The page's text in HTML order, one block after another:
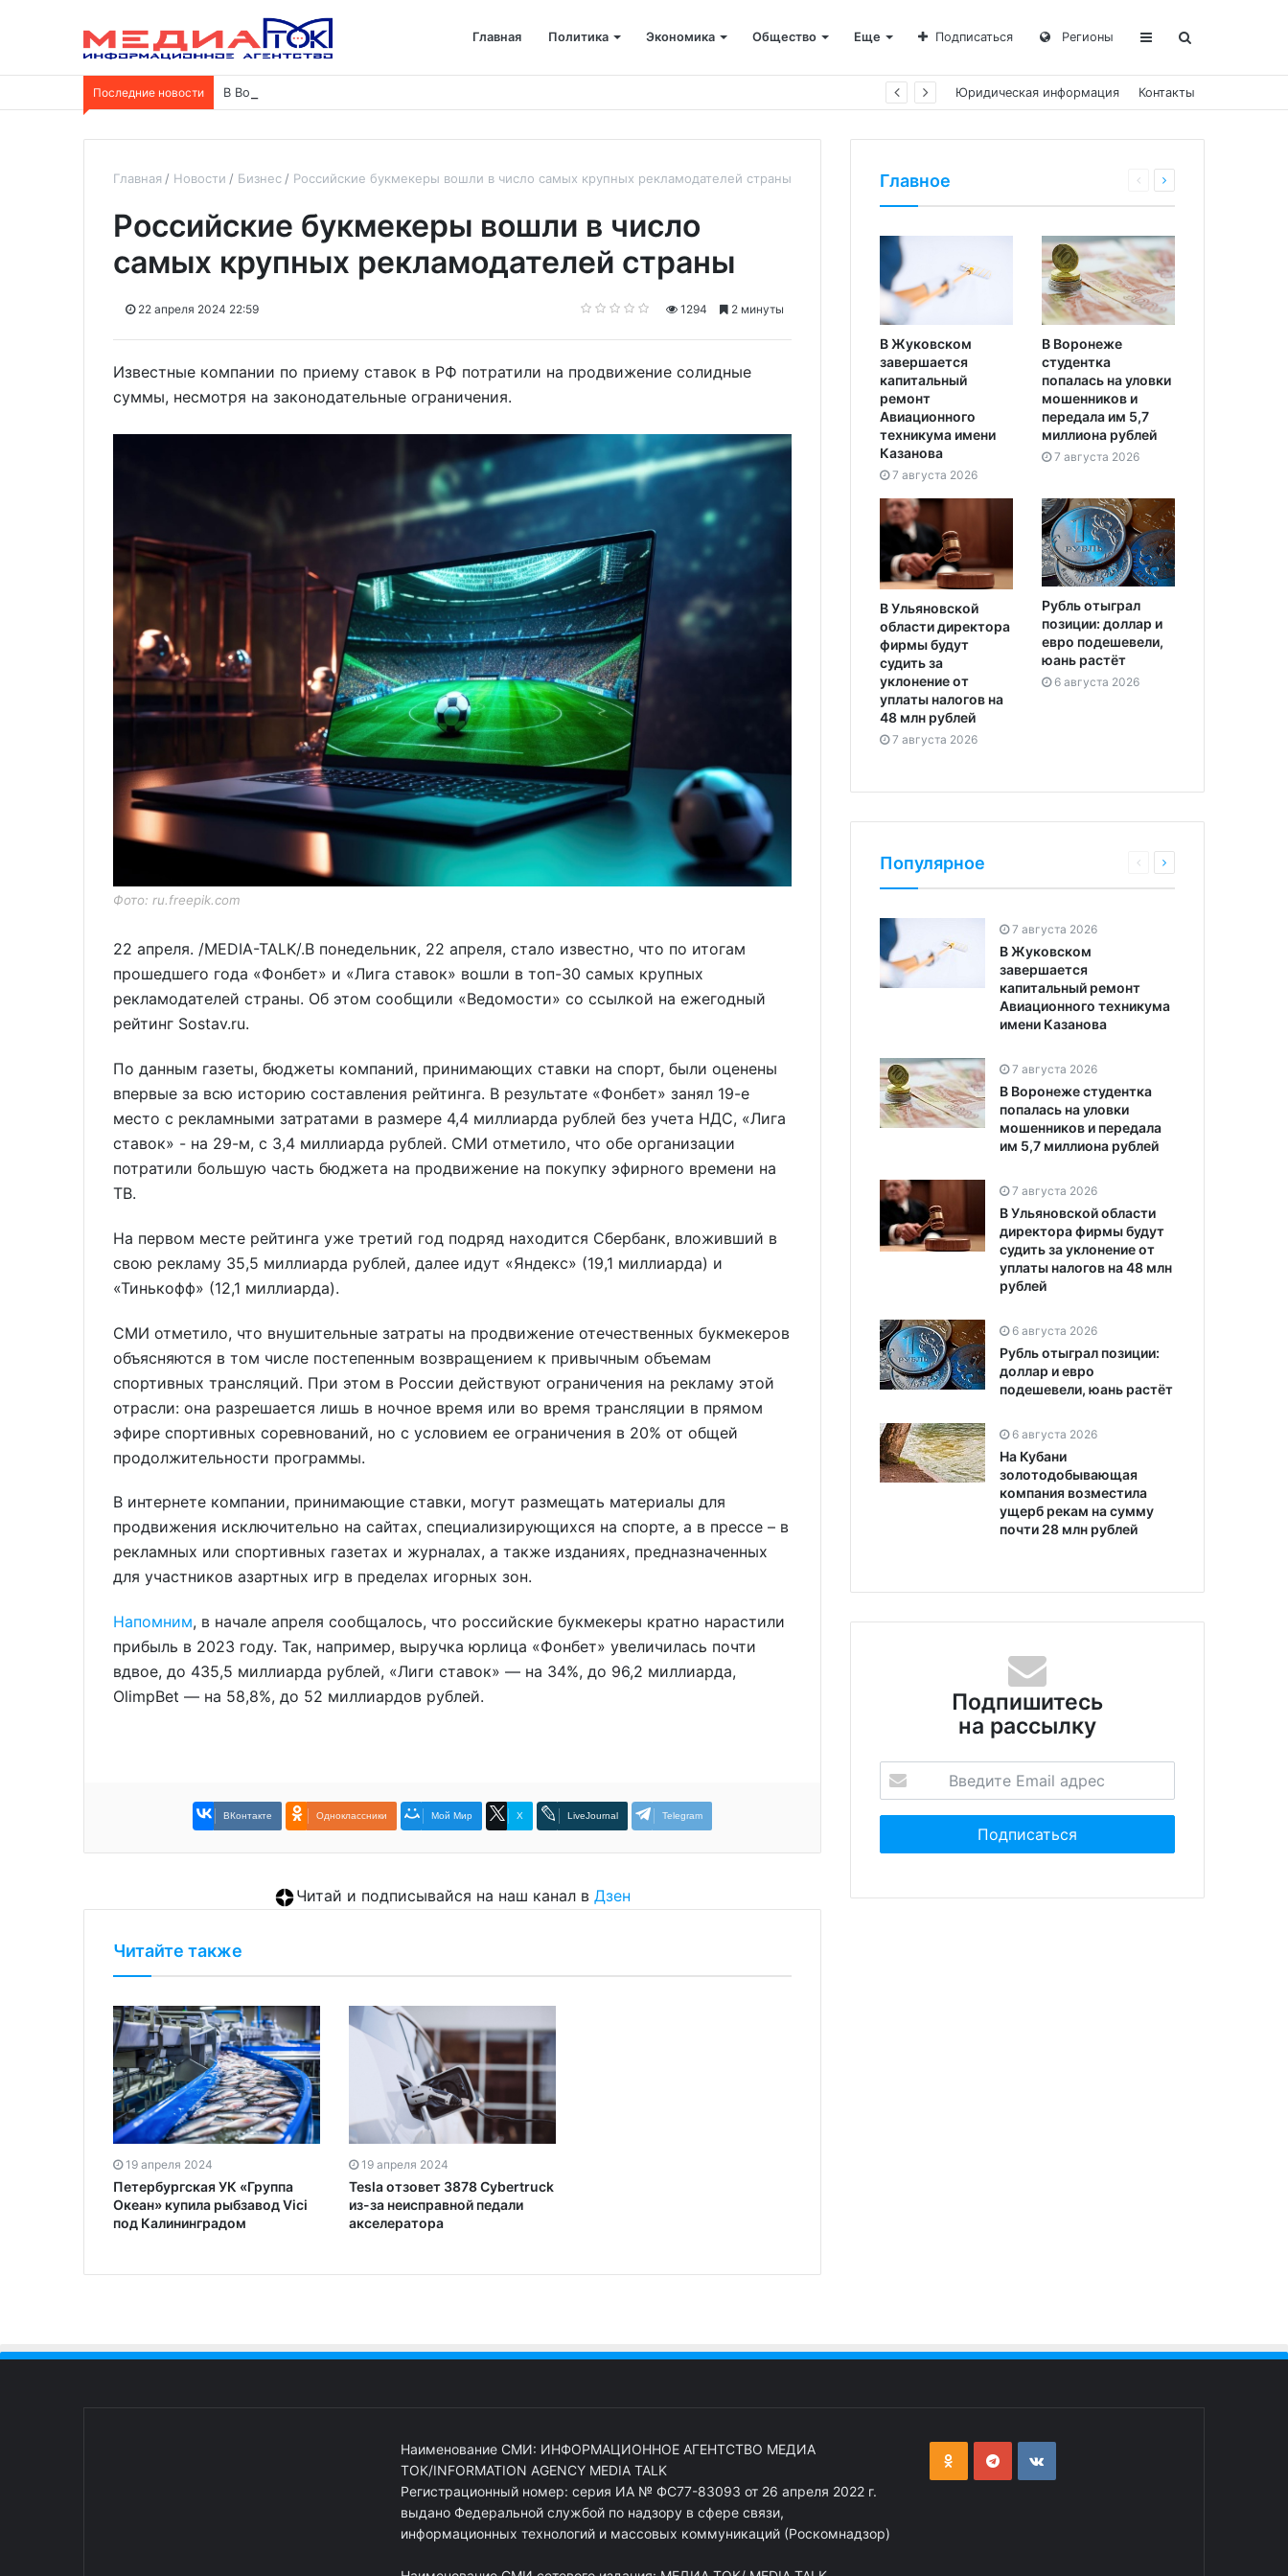
Главная Политика Экономика Общество Еще Подписаться Регионы
Последние новости В Воронеже студентка попалась на уловки мошенников и передала им 5,7 миллиона рублей Юридическая информация Контакты
Главная Новости Бизнес Российские букмекеры вошли в число самых крупных рекламодателей страны
Российские букмекеры вошли в число
самых крупных рекламодателей страны
22 апреля 2024 22:59 1294 2 минуты
Известные компании по приему ставок в РФ потратили на продвижение солидные
суммы, несмотря на законодательные ограничения.
Фото: ru.freepik.com
22 апреля. /MEDIA-TALK/.В понедельник, 22 апреля, стало известно, что по итогам
прошедшего года «Фонбет» и «Лига ставок» вошли в топ-30 самых крупных
рекламодателей страны. Об этом сообщили «Ведомости» со ссылкой на ежегодный
рейтинг Sostav.ru.
По данным газеты, бюджеты компаний, принимающих ставки на спорт, были оценены
впервые за всю историю составления рейтинга. В результате «Фонбет» занял 19-е
место с рекламными затратами в размере 4,4 миллиарда рублей без учета НДС, «Лига
ставок» - на 29-м, с 3,4 миллиарда рублей. СМИ отметило, что обе организации
потратили большую часть бюджета на продвижение на покупку эфирного времени на
ТВ.
На первом месте рейтинга уже третий год подряд находится Сбербанк, вложивший в
свою рекламу 35,5 миллиарда рублей, далее идут «Яндекс» (19,1 миллиарда) и
«Тинькофф» (12,1 миллиарда).
СМИ отметило, что внушительные затраты на продвижение отечественных букмекеров
объясняются в том числе постепенным возвращением к привычным объемам
спортивных трансляций. При этом в России действуют ограничения на рекламу этой
отрасли: она разрешается лишь в ночное время или во время трансляции в прямом
эфире спортивных соревнований, но с условием ее ограничения в 20% от общей
продолжительности программы.
В интернете компании, принимающие ставки, могут размещать материалы для
продвижения исключительно на сайтах, специализирующихся на спорте, а в прессе – в
рекламных или спортивных газетах и журналах, а также изданиях, предназначенных
для участников азартных игр в пределах игорных зон.
Напомним, в начале апреля сообщалось, что российские букмекеры кратно нарастили
прибыль в 2023 году. Так, например, выручка юрлица «Фонбет» увеличилась почти
вдвое, до 435,5 миллиарда рублей, «Лиги ставок» — на 34%, до 96,2 миллиарда,
OlimpBet — на 58,8%, до 52 миллиардов рублей.
ВКонтакте Одноклассники Мой Мир X LiveJournal Telegram
Читай и подписывайся на наш канал в Дзен
Читайте также
19 апреля 2024
Петербургская УК «Группа
Океан» купила рыбзавод Vici
под Калининградом
19 апреля 2024
Tesla отзовет 3878 Cybertruck
из-за неисправной педали
акселератора
Главное
В Жуковском
завершается
капитальный
ремонт
Авиационного
техникума имени
Казанова
7 августа 2026
В Воронеже
студентка
попалась на уловки
мошенников и
передала им 5,7
миллиона рублей
7 августа 2026
В Ульяновской
области директора
фирмы будут
судить за
уклонение от
уплаты налогов на
48 млн рублей
7 августа 2026
Рубль отыграл
позиции: доллар и
евро подешевели,
юань растёт
6 августа 2026
Популярное
7 августа 2026
В Жуковском
завершается
капитальный ремонт
Авиационного техникума
имени Казанова
7 августа 2026
В Воронеже студентка
попалась на уловки
мошенников и передала
им 5,7 миллиона рублей
7 августа 2026
В Ульяновской области
директора фирмы будут
судить за уклонение от
уплаты налогов на 48 млн
рублей
6 августа 2026
Рубль отыграл позиции:
доллар и евро
подешевели, юань растёт
6 августа 2026
На Кубани
золотодобывающая
компания возместила
ущерб рекам на сумму
почти 28 млн рублей
Подпишитесь
на рассылку
Наименование СМИ: ИНФОРМАЦИОННОЕ АГЕНТСТВО МЕДИА
ТОК/INFORMATION AGENCY MEDIA TALK
Регистрационный номер: серия ИА № ФС77-83093 от 26 апреля 2022 г.
выдано Федеральной службой по надзору в сфере связи,
информационных технологий и массовых коммуникаций (Роскомнадзор)